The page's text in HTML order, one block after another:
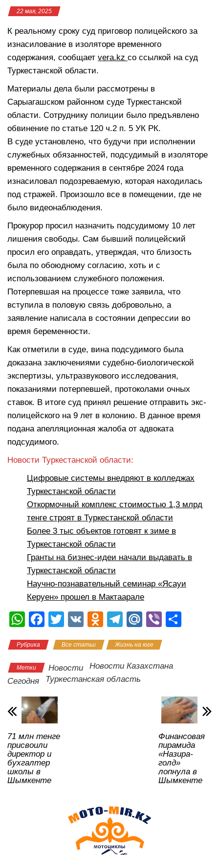
22 мая, 2025
К реальному сроку суд приговор полицейского за
изнасилование в изоляторе временного
содержания, сообщает vera.kz со ссылкой на суд
Туркестанской области.
Материалы дела были рассмотрены в
Сарыагашском районном суде Туркестанской
области. Сотруднику полиции было предъявлено
обвинение по статье 120 ч.2 п. 5 УК РК.
В суде установлено, что будучи при исполнении
служебных обязанностей, подсудимый в изоляторе
временного содержания в сентябре 2024 года
изнасиловал подозреваемую, которая находилась
под стражей. Произошло все в помещении, где не
было видеонаблюдения.
Прокурор просил назначить подсудимому 10 лет
лишения свободы. Сам бывший полицейский
просил его оправдать, утверждая, что близость
была по обоюдному согласию, хоть и с
использованием служебного положения.
Потерпевшая на процессе тоже заявила, что
вступила в половую связь добровольно, а
заявление написала в состоянии депрессии во
время беременности.
Как отметили в суде, вина подсудимого была
доказана заключениями судебно-биологической
экспертизы, ультразвукового исследования,
показаниями потерпевшей, протоколами очных
ставок. В итоге суд принял решение отправить экс-
полицейского на 9 лет в колонию. В данное время
подана апелляционная жалоба от адвоката
подсудимого.
Новости Туркестанской области:
Цифровые системы внедряют в колледжах
Туркестанской области
Откормочный комплекс стоимостью 1,3 млрд
тенге строят в Туркестанской области
Более 3 тыс объектов готовят к зиме в
Туркестанской области
Гранты на бизнес-идеи начали выдавать в
Туркестанской области
Научно-познавательный семинар «Ясауи
Керуен» прошел в Мактаарале
W
at
s
A
p
p
F
c
e
b
o
o
k
T
tt
er
V
O
n
o
kl
T
e
gr
a
M
.R
u
Vi
и
ть
Рубрика Все статьи Жизнь на юге
Метки Новости
Новости Казахстана
Сегодня
Туркестанская область
71 млн тенге
присвоили
директор и
бухгалтер
школы в
Шымкенте
Финансовая
пирамида
«Назира-
голд»
лопнула в
Шымкенте